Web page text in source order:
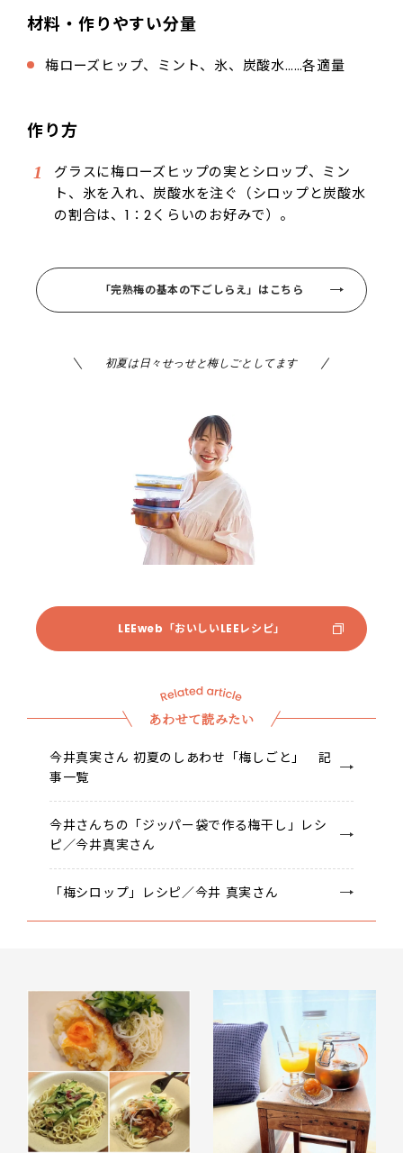
材料・作りやすい分量
梅ローズヒップ、ミント、氷、炭酸水……各適量
作り方
グラスに梅ローズヒップの実とシロップ、ミン
ト、氷を入れ、炭酸水を注ぐ（シロップと炭酸水
の割合は、1：2くらいのお好みで）。
「完熟梅の基本の下ごしらえ」はこちら
初夏は日々せっせと梅しごとしてます
LEEweb「おいしいLEEレシピ」
あわせて読みたい
今井真実さん 初夏のしあわせ「梅しごと」 記
事一覧
今井さんちの「ジッパー袋で作る梅干し」レシ
ピ／今井真実さん
「梅シロップ」レシピ／今井 真実さん